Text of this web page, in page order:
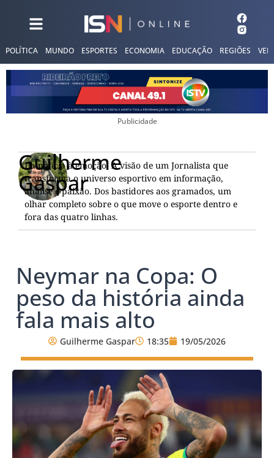
POLÍTICA MUNDO ESPORTES ECONOMIA EDUCAÇÃO REGIÕES
Publicidade
Guilherme
Gaspar
Da notícia à emoção: A visão de um Jornalista que
transforma o universo esportivo em informação,
análise e paixão. Dos bastidores aos gramados, um
olhar completo sobre o que move o esporte dentro e
fora das quatro linhas.
Neymar na Copa: O
peso da história ainda
fala mais alto
Guilherme Gaspar 18:35 19/05/2026